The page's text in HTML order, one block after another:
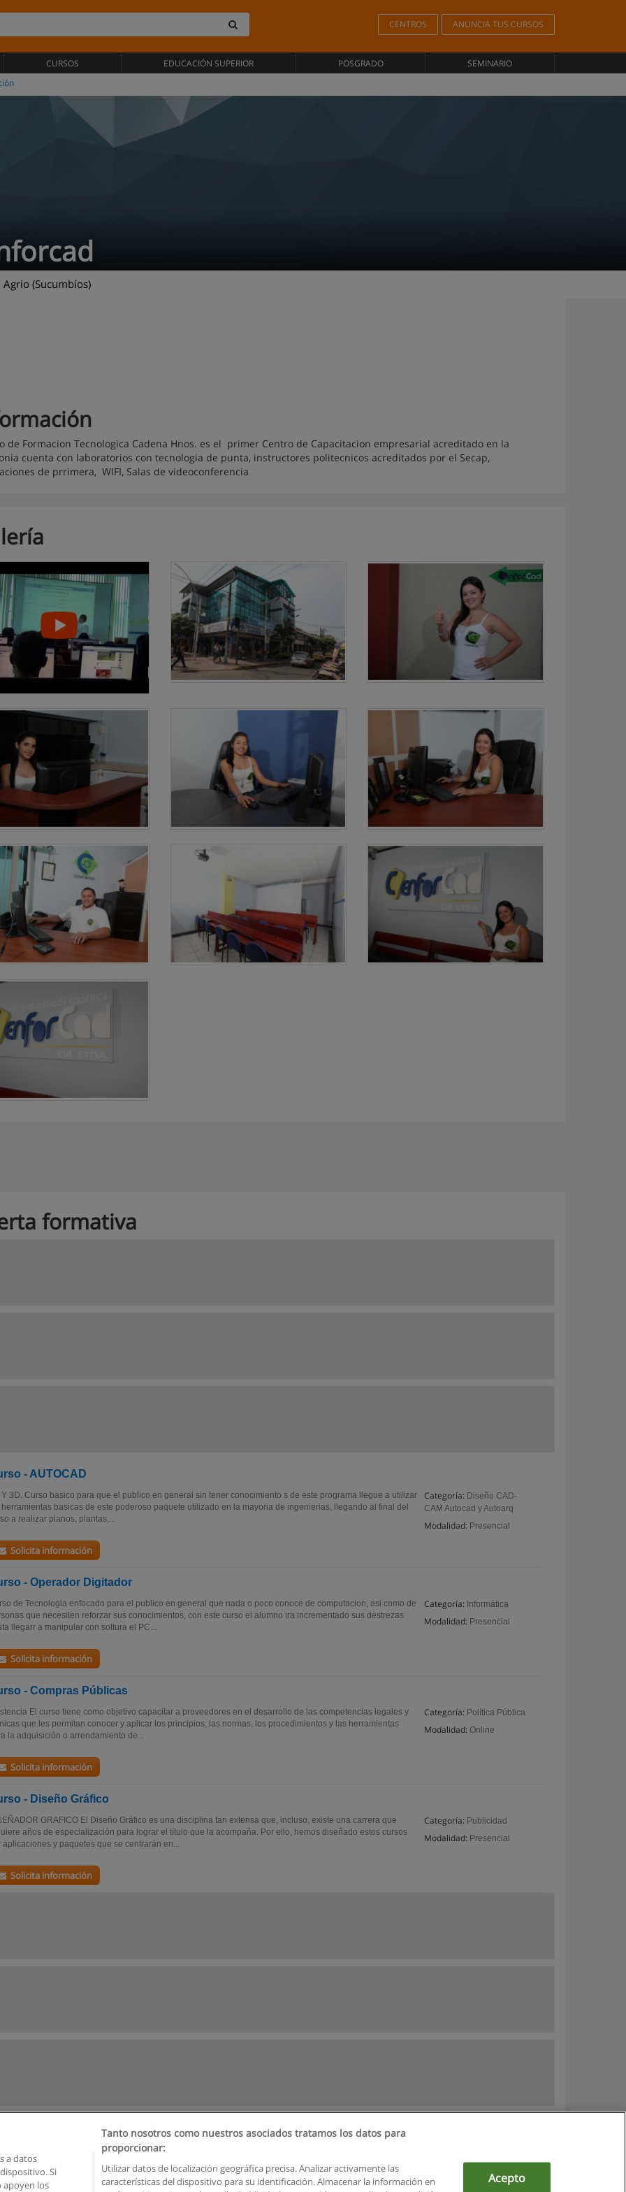
CENTROS ANUNCIA TUS CURSOS
CURSOS EDUCACIÓN SUPERIOR POSGRADO
SEMINARIO
(Sucumbíos)
de Formacion Tecnologica Cadena Hnos. es el primer Centro de Capacitacion empresarial acreditado en la
cuenta con laboratorios con tecnologia de punta, instructores politecnicos acreditados por el Secap,
de prrimera, WIFI, Salas de videoconferencia
formativa
- AUTOCAD
Categoría: Diseño CAD-
CAM Autocad y Autoarq
Modalidad: Presencial
3D. Curso basico para que el publico en general sin tener conocimiento s de este programa llegue a utilizar
basicas de este poderoso paquete utilizado en la mayoria de ingenierias, llegando al final del
a realizar planos, plantas,...
Solicita información
- Operador Digitador
Categoría: Informática
Modalidad: Presencial
de Tecnologia enfocado para el publico en general que nada o poco conoce de computacion, asi como de
que necesiten reforzar sus conocimientos, con este curso el alumno ira incrementado sus destrezas
llegarr a manipular con soltura el PC...
Solicita información
- Compras Públicas
Categoría: Política Pública
Modalidad: Online
El curso tiene como objetivo capacitar a proveedores en el desarrollo de las competencias legales y
que les permitan conocer y aplicar los principios, las normas, los procedimientos y las herramientas
la adquisición o arrendamiento de...
Solicita información
- Diseño Gráfico
Categoría: Publicidad
Modalidad: Presencial
GRAFICO El Diseño Gráfico es una disciplina tan extensa que, incluso, existe una carrera que
años de especialización para lograr el título que la acompaña. Por ello, hemos diseñado estos cursos
aplicaciones y paquetes que se centrarán en...
Solicita información
Reglas de uso Privacidad de datos Contactar con Educaedu
a datos
Si
apoyen los
Tanto nosotros como nuestros asociados tratamos los datos para
proporcionar:
Utilizar datos de localización geográfica precisa. Analizar activamente las
características del dispositivo para su identificación. Almacenar la información en
Acepto